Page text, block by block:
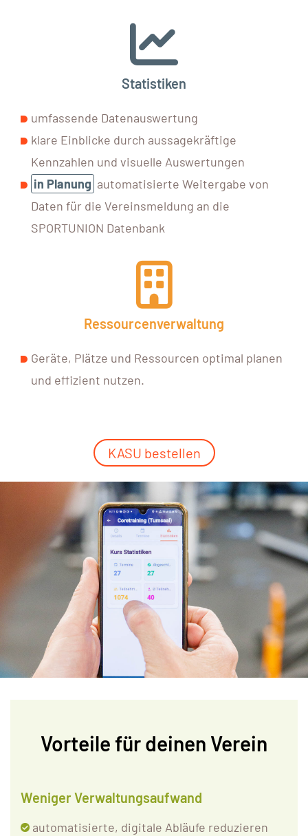
Statistiken
umfassende Datenauswertung
klare Einblicke durch aussagekräftige
Kennzahlen und visuelle Auswertungen
in Planung automatisierte Weitergabe von
Daten für die Vereinsmeldung an die
SPORTUNION Datenbank
Ressourcenverwaltung
Geräte, Plätze und Ressourcen optimal planen
und effizient nutzen.
KASU bestellen
Vorteile für deinen Verein
Weniger Verwaltungsaufwand
automatisierte, digitale Abläufe reduzieren